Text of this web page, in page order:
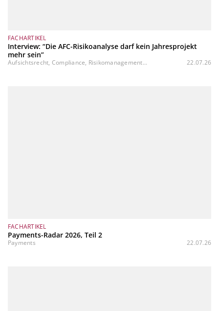
FACHARTIKEL
Interview: “Die AFC-Risikoanalyse darf kein Jahresprojekt
mehr sein”
Aufsichtsrecht, Compliance, Risikomanagement... 22.07.26
FACHARTIKEL
Payments-Radar 2026, Teil 2
Payments 22.07.26